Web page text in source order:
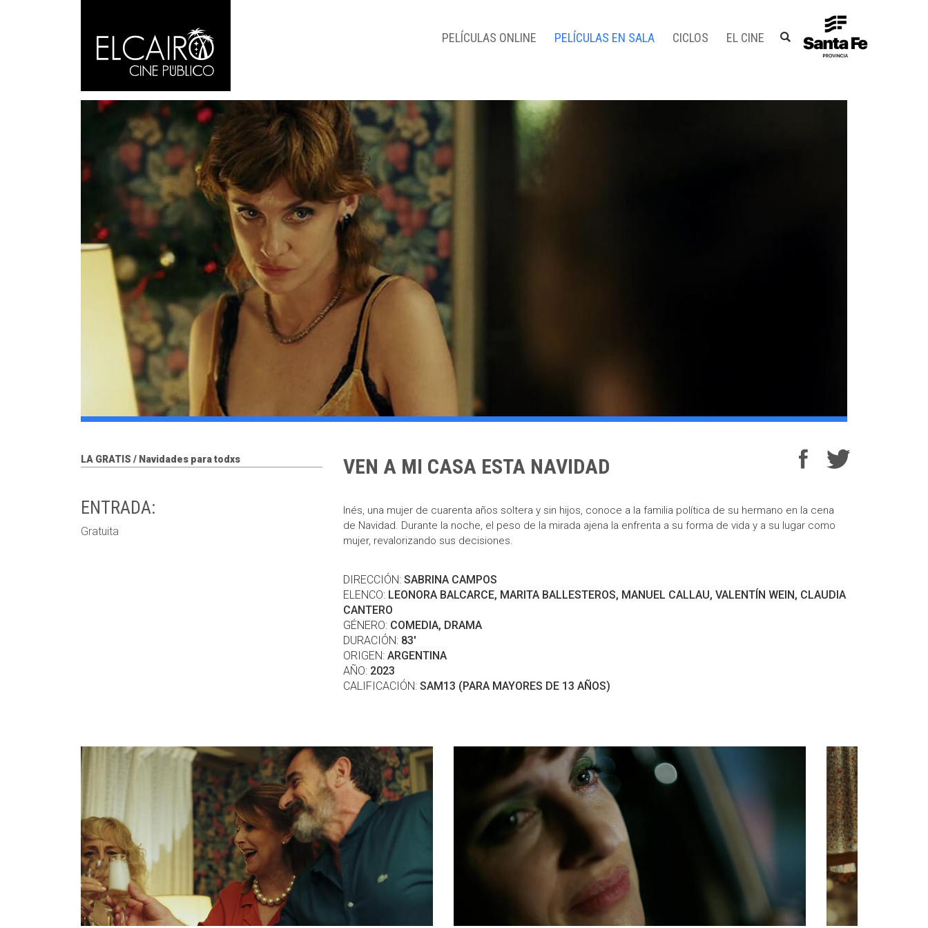
PELÍCULAS ONLINE PELÍCULAS EN SALA CICLOS EL CINE
LA GRATIS / Navidades para todxs
ENTRADA:
Gratuita
VEN A MI CASA ESTA NAVIDAD
Inés, una mujer de cuarenta años soltera y sin hijos, conoce a la familia política de su hermano en la cena
de Navidad. Durante la noche, el peso de la mirada ajena la enfrenta a su forma de vida y a su lugar como
mujer, revalorizando sus decisiones.
DIRECCIÓN: SABRINA CAMPOS
ELENCO: LEONORA BALCARCE, MARITA BALLESTEROS, MANUEL CALLAU, VALENTÍN WEIN, CLAUDIA
CANTERO
GÉNERO: COMEDIA, DRAMA
DURACIÓN: 83'
ORIGEN: ARGENTINA
AÑO: 2023
CALIFICACIÓN: SAM13 (PARA MAYORES DE 13 AÑOS)